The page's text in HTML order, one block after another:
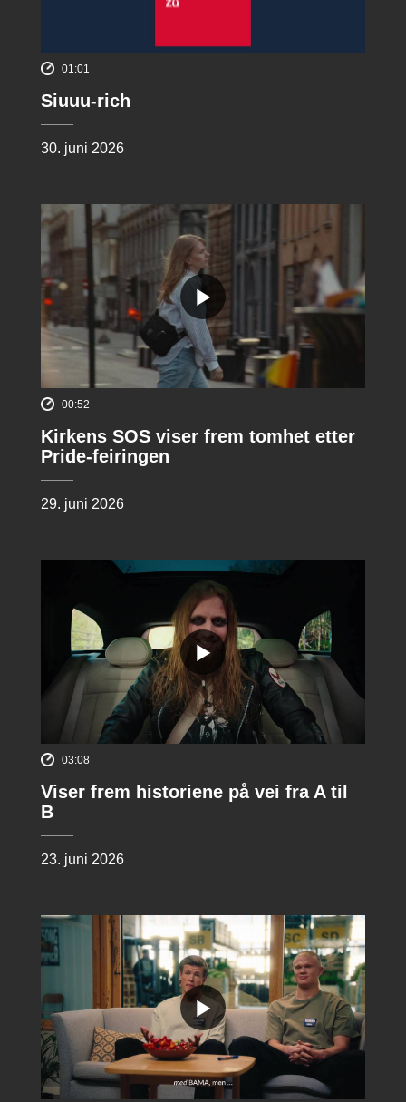
01:01
Siuuu-rich
30. juni 2026
00:52
Kirkens SOS viser frem tomhet etter
Pride-feiringen
29. juni 2026
03:08
Viser frem historiene på vei fra A til
B
23. juni 2026